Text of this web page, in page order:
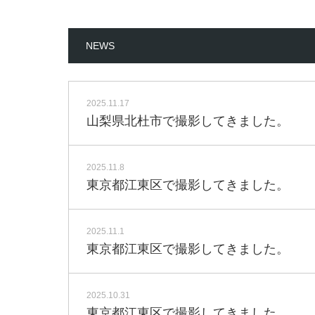
NEWS
2025.11.17
山梨県北杜市で撮影してきました。
2025.11.8
東京都江東区で撮影してきました。
2025.11.1
東京都江東区で撮影してきました。
2025.10.31